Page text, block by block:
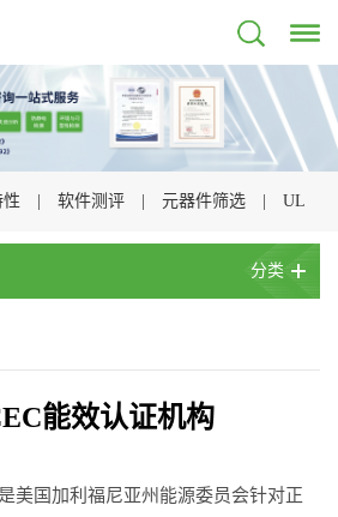
| 软件测评 | 元器件筛选 | UL
分类
能效认证机构
美国加利福尼亚州能源委员会针对正